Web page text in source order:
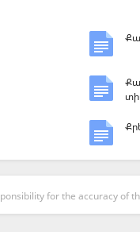
for the accuracy of